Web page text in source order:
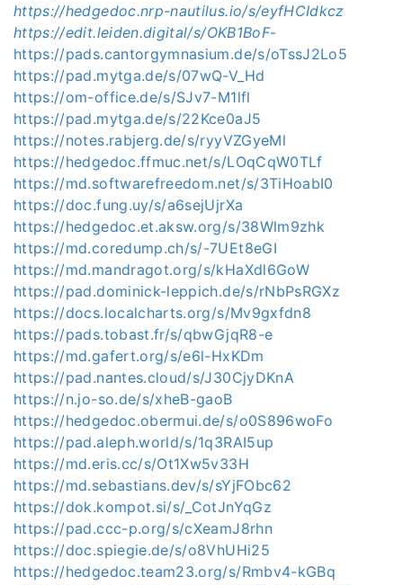
https://hedgedoc.nrp-nautilus.io/s/eyfHCIdkcz
https://edit.leiden.digital/s/OKB1BoF-
https://pads.cantorgymnasium.de/s/oTssJ2Lo5
https://pad.mytga.de/s/07wQ-V_Hd
https://om-office.de/s/SJv7-M1lfl
https://pad.mytga.de/s/22Kce0aJ5
https://notes.rabjerg.de/s/ryyVZGyeMl
https://hedgedoc.ffmuc.net/s/LOqCqW0TLf
https://md.softwarefreedom.net/s/3TiHoabI0
https://doc.fung.uy/s/a6sejUjrXa
https://hedgedoc.et.aksw.org/s/38Wlm9zhk
https://md.coredump.ch/s/-7UEt8eGI
https://md.mandragot.org/s/kHaXdl6GoW
https://pad.dominick-leppich.de/s/rNbPsRGXz
https://docs.localcharts.org/s/Mv9gxfdn8
https://pads.tobast.fr/s/qbwGjqR8-e
https://md.gafert.org/s/e6l-HxKDm
https://pad.nantes.cloud/s/J30CjyDKnA
https://n.jo-so.de/s/xheB-gaoB
https://hedgedoc.obermui.de/s/o0S896woFo
https://pad.aleph.world/s/1q3RAI5up
https://md.eris.cc/s/Ot1Xw5v33H
https://md.sebastians.dev/s/sYjFObc62
https://dok.kompot.si/s/_CotJnYqGz
https://pad.ccc-p.org/s/cXeamJ8rhn
https://doc.spiegie.de/s/o8VhUHi25
https://hedgedoc.team23.org/s/Rmbv4-kGBq